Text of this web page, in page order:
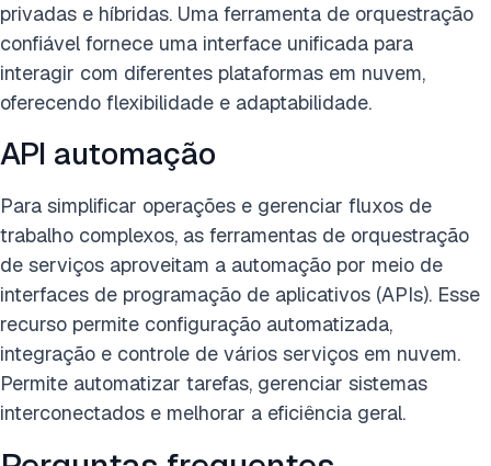
privadas e híbridas. Uma ferramenta de orquestração
confiável fornece uma interface unificada para
interagir com diferentes plataformas em nuvem,
oferecendo flexibilidade e adaptabilidade.
API automação
Para simplificar operações e gerenciar fluxos de
trabalho complexos, as ferramentas de orquestração
de serviços aproveitam a automação por meio de
interfaces de programação de aplicativos (APIs). Esse
recurso permite configuração automatizada,
integração e controle de vários serviços em nuvem.
Permite automatizar tarefas, gerenciar sistemas
interconectados e melhorar a eficiência geral.